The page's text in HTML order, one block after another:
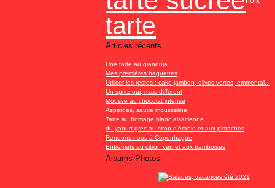
tarte
Articles récents
Une tarte au gianduja
Mes premières baguettes
Utiliser les restes : cake jambon, olives vertes, emmental...
Un spritz oui, mais différent
Mousse au chocolat intense
Asperges, sauce mousseline
Tarte au fromage blanc alsacienne
du yaourt grec au sirop d'érable et aux pistaches
Rendons nous à Copenhague
Entremets au citron vert et aux framboises
Albums Photos